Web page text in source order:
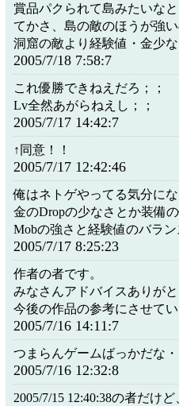
賞品パクられて島みたいな
てかさ、島の敵のほうが強
洞窟の敵より経験値・金少
2005/7/18 7:58:7
これ優勝できねえだろ；；
Lv全然あがらねえし；；
2005/7/17 14:42:7
↑同意！！
2005/7/17 12:42:46
俺はネトゲやってる気分に
金のDropの少なさとか装備
Mobの強さと経験値のバラ
2005/7/17 8:25:23
作者の者です。
みなさんアドバイスありがと
今後の作品の参考にさせて
2005/7/16 14:11:7
つまらんゲームばっかだな・
2005/7/16 12:32:8
2005/7/15 12:40:38の者だけ